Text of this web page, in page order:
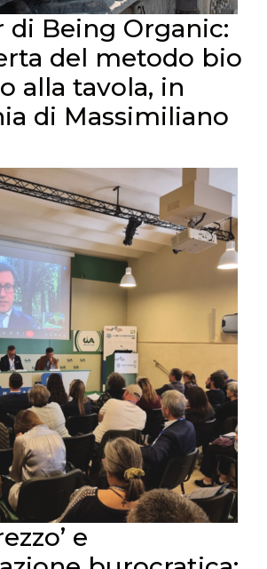
di Being Organic:
del metodo bio
alla tavola, in
di Massimiliano
e